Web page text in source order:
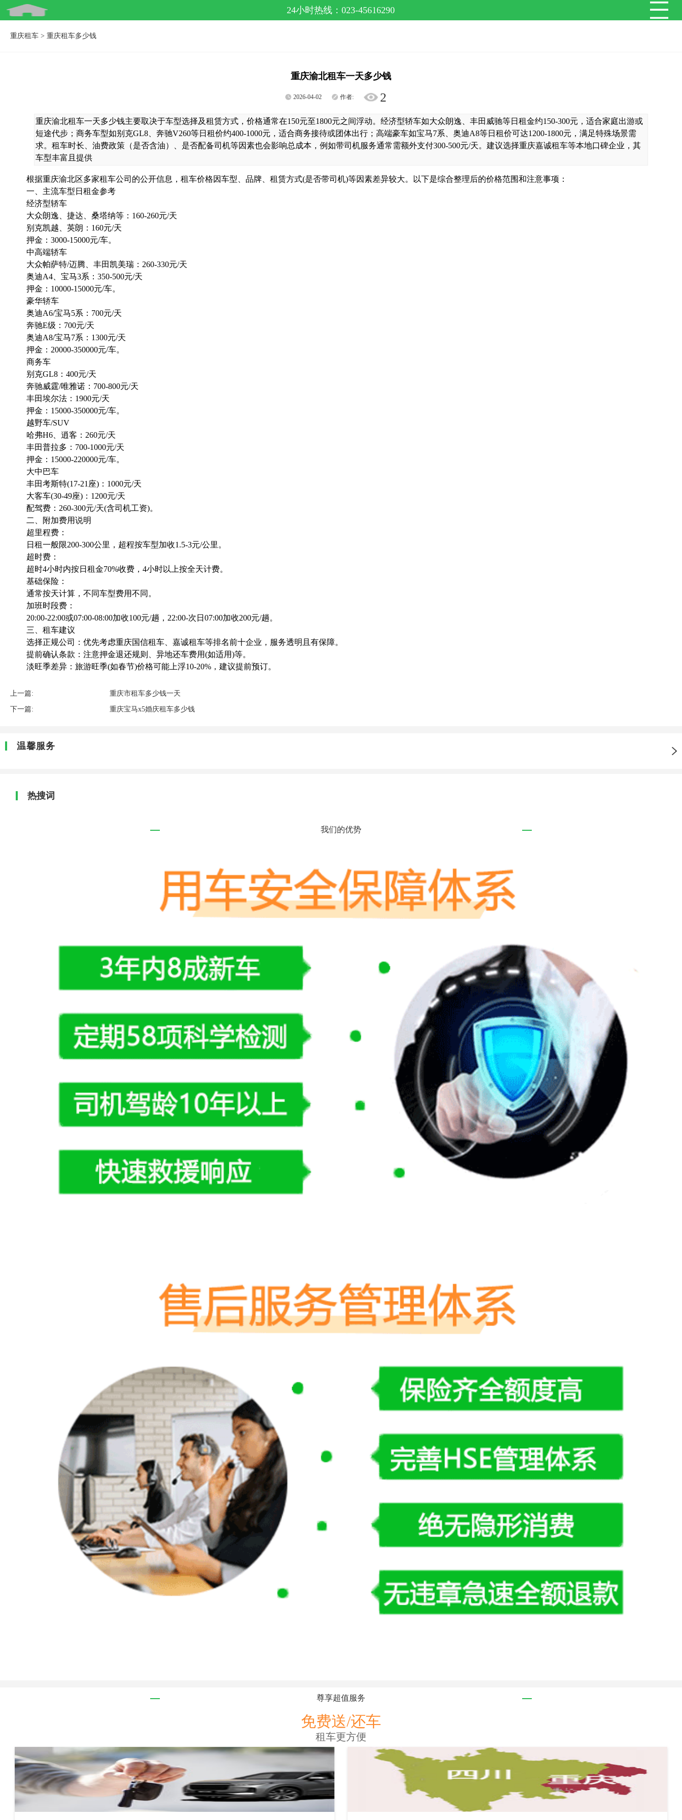
24小时热线：023-45616290
重庆租车 > 重庆租车多少钱
重庆渝北租车一天多少钱
2026-04-02 作者: 2
重庆渝北租车一天多少钱主要取决于车型选择及租赁方式，价格通常在150元至1800元之间浮动。经济型轿车如大众朗逸、丰田威驰等日租金约150-300元，适合家庭出游或
短途代步；商务车型如别克GL8、奔驰V260等日租价约400-1000元，适合商务接待或团体出行；高端豪车如宝马7系、奥迪A8等日租价可达1200-1800元，满足特殊场景需
求。租车时长、油费政策（是否含油）、是否配备司机等因素也会影响总成本，例如带司机服务通常需额外支付300-500元/天。建议选择重庆嘉诚租车等本地口碑企业，其
车型丰富且提供
根据重庆渝北区多家租车公司的公开信息，租车价格因车型、品牌、租赁方式(是否带司机)等因素差异较大。以下是综合整理后的价格范围和注意事项：
一、主流车型日租金参考
经济型轿车
大众朗逸、捷达、桑塔纳等：160-260元/天
别克凯越、英朗：160元/天
押金：3000-15000元/车。
中高端轿车
大众帕萨特/迈腾、丰田凯美瑞：260-330元/天
奥迪A4、宝马3系：350-500元/天
押金：10000-15000元/车。
豪华轿车
奥迪A6/宝马5系：700元/天
奔驰E级：700元/天
奥迪A8/宝马7系：1300元/天
押金：20000-350000元/车。
商务车
别克GL8：400元/天
奔驰威霆/唯雅诺：700-800元/天
丰田埃尔法：1900元/天
押金：15000-350000元/车。
越野车/SUV
哈弗H6、逍客：260元/天
丰田普拉多：700-1000元/天
押金：15000-220000元/车。
大中巴车
丰田考斯特(17-21座)：1000元/天
大客车(30-49座)：1200元/天
配驾费：260-300元/天(含司机工资)。
二、附加费用说明
超里程费：
日租一般限200-300公里，超程按车型加收1.5-3元/公里。
超时费：
超时4小时内按日租金70%收费，4小时以上按全天计费。
基础保险：
通常按天计算，不同车型费用不同。
加班时段费：
20:00-22:00或07:00-08:00加收100元/趟，22:00-次日07:00加收200元/趟。
三、租车建议
选择正规公司：优先考虑重庆国信租车、嘉诚租车等排名前十企业，服务透明且有保障。
提前确认条款：注意押金退还规则、异地还车费用(如适用)等。
淡旺季差异：旅游旺季(如春节)价格可能上浮10-20%，建议提前预订。
上一篇: 重庆市租车多少钱一天
下一篇: 重庆宝马x5婚庆租车多少钱
温馨服务
热搜词
我们的优势
尊享超值服务
免费送/还车
租车更方便